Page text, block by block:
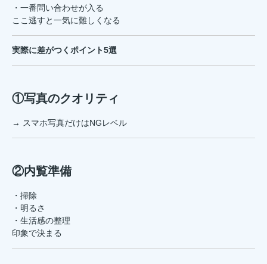
・一番問い合わせが入る
ここ逃すと一気に難しくなる
実際に差がつくポイント5選
①写真のクオリティ
→ スマホ写真だけはNGレベル
②内覧準備
・掃除
・明るさ
・生活感の整理
印象で決まる